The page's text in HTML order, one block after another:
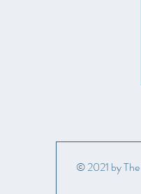
© 2021 by